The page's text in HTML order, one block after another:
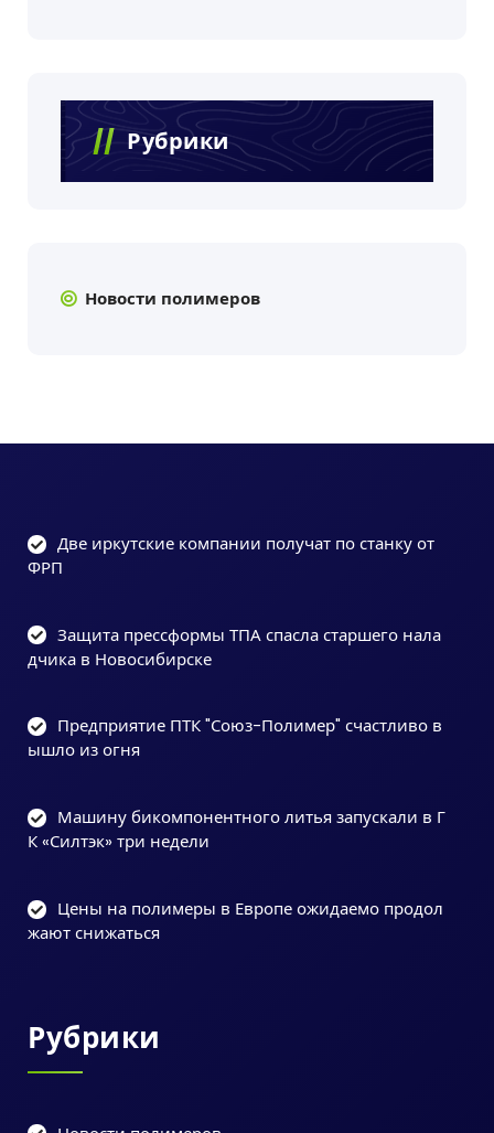
Рубрики
Новости полимеров
Две иркутские компании получат по станку от
ФРП
Защита прессформы ТПА спасла старшего нала
дчика в Новосибирске
Предприятие ПТК "Союз-Полимер" счастливо в
ышло из огня
Машину бикомпонентного литья запускали в Г
К «Силтэк» три недели
Цены на полимеры в Европе ожидаемо продол
жают снижаться
Рубрики